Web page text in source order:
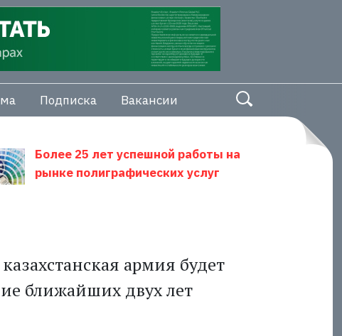
Подписка Вакансии
Более 25 лет успешной работы на
рынке полиграфических услуг
армия будет
ближайших двух лет